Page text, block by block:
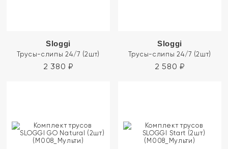
Sloggi
Трусы-слипы 24/7 (2шт)
2 380 ₽
Sloggi
Трусы-слипы 24/7 (2шт)
2 580 ₽